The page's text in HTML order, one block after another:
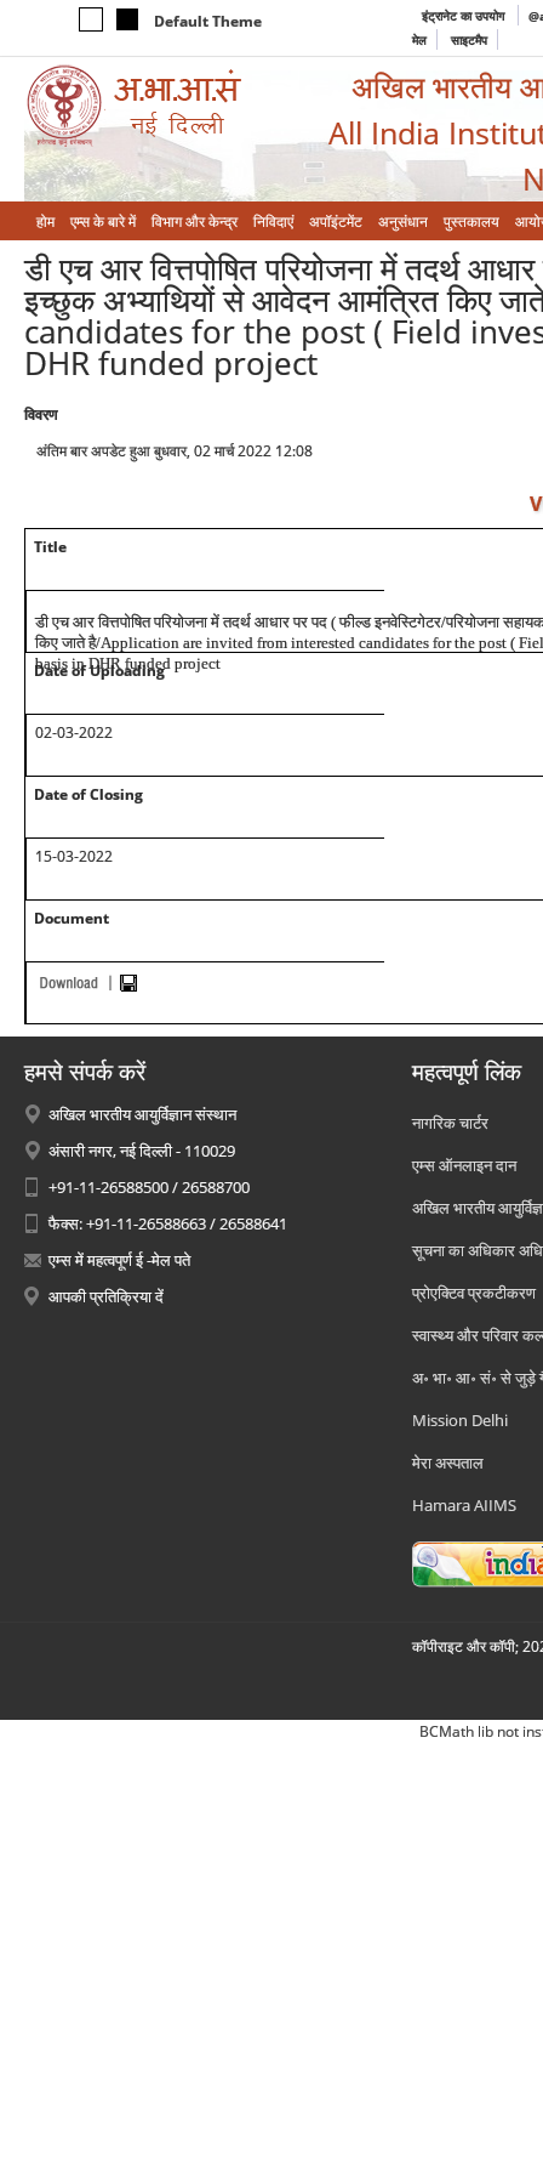
Default Theme इंट्रानेट का उपयोग
मेल
साइटमैप
अखिल भारतीय
All India
होम एम्‍स के बारे में विभाग और केन्‍द्र निविदाएं अपॉइंटमेंट अनुसंधान पुस्तकालय
डी एच आर वित्तपोषित परियोजना में तदर्थ
इच्छुक अभ्याथियों से आवेदन आमंत्रित
candidates for the post ( Field
DHR funded project
विवरण
अंतिम बार अपडेट हुआ बुधवार, 02 मार्च 2022 12:08
Title
डी एच आर वित्तपोषित परियोजना में तदर्थ आधार पर पद ( फील्ड इनवेस्टिगेटर/परियोजना
किए जाते है/Application are invited from interested candidates for the post (
basis in DHR funded project
Date of Uploading
02-03-2022
Date of Closing
15-03-2022
Document
हमसे संपर्क करें
अखिल भारतीय आयुर्विज्ञान संस्थान
अंसारी नगर, नई दिल्ली - 110029
+91-11-26588500 / 26588700
फैक्स: +91-11-26588663 / 26588641
एम्स में महत्वपूर्ण ई -मेल पते
आपकी प्रतिक्रिया दें
महत्वपूर्ण लिंक
नागरिक चार्टर
एम्स ऑनलाइन दान
अखिल भारतीय
सूचना का अधिकार
प्रोएक्टिव प्रकटीकरण
स्वास्थ्य और परिवार
अ॰ भा॰ आ॰ सं॰ से जुड़े
Mission Delhi
मेरा अस्पताल
Hamara AIIMS
कॉपीराइट और कॉपी;
BCMath lib not